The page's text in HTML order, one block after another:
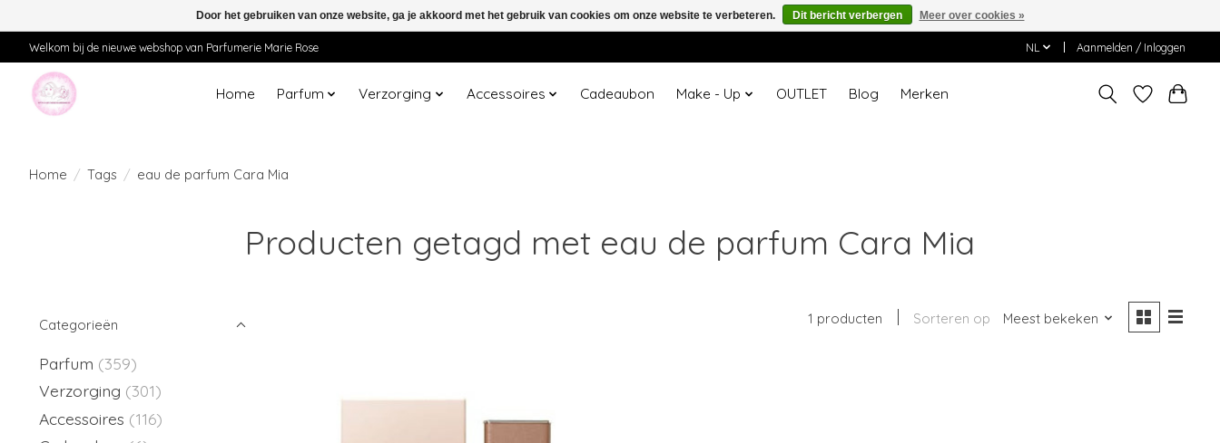
Welkom bij de nieuwe webshop van Parfumerie Marie Rose NL Aanmelden / Inloggen
Home Parfum Verzorging Accessoires Cadeaubon Make - Up OUTLET Blog Merken
Home / Tags / eau de parfum Cara Mia
Producten getagd met eau de parfum Cara Mia
Categorieën
Parfum (359)
Verzorging (301)
Accessoires (116)
1 producten Sorteren op Meest bekeken
Door het gebruiken van onze website, ga je akkoord met het gebruik van cookies om onze website te verbeteren. Dit bericht verbergen Meer over cookies »